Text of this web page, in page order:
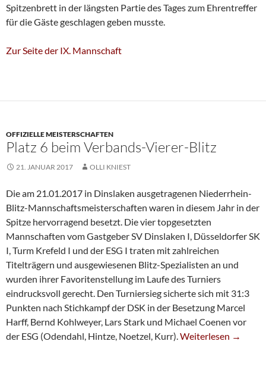
Spitzenbrett in der längsten Partie des Tages zum Ehrentreffer
für die Gäste geschlagen geben musste.
Zur Seite der IX. Mannschaft
OFFIZIELLE MEISTERSCHAFTEN
Platz 6 beim Verbands-Vierer-Blitz
21. JANUAR 2017 OLLI KNIEST
Die am 21.01.2017 in Dinslaken ausgetragenen Niederrhein-
Blitz-Mannschaftsmeisterschaften waren in diesem Jahr in der
Spitze hervorragend besetzt. Die vier topgesetzten
Mannschaften vom Gastgeber SV Dinslaken I, Düsseldorfer SK
I, Turm Krefeld I und der ESG I traten mit zahlreichen
Titelträgern und ausgewiesenen Blitz-Spezialisten an und
wurden ihrer Favoritenstellung im Laufe des Turniers
eindrucksvoll gerecht. Den Turniersieg sicherte sich mit 31:3
Punkten nach Stichkampf der DSK in der Besetzung Marcel
Harff, Bernd Kohlweyer, Lars Stark und Michael Coenen vor
der ESG (Odendahl, Hintze, Noetzel, Kurr).Platz 6 Beim
Weiterlesen →